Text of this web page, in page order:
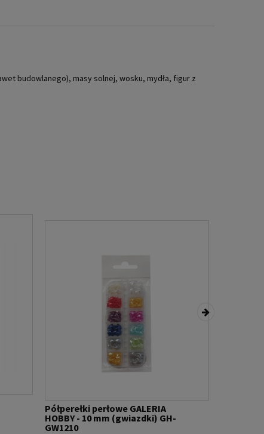
budowlanego), masy solnej, wosku, mydła, figur z
Półperełki perłowe GALERIA
HOBBY - 10 mm (gwiazdki) GH-
GW1210